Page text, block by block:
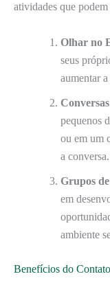
atividades que podem
Olhar no
seus
aumentar
pequenos
ou em um
a conversa.
Grupos
em
ambiente
Benefícios do